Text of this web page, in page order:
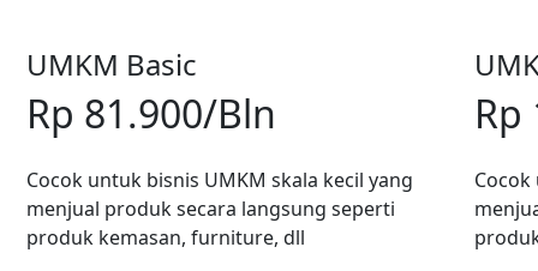
UMKM Basic
Rp 81.900/Bln
Cocok untuk bisnis UMKM skala kecil yang
menjual produk secara langsung seperti
produk kemasan, furniture, dll
Rp